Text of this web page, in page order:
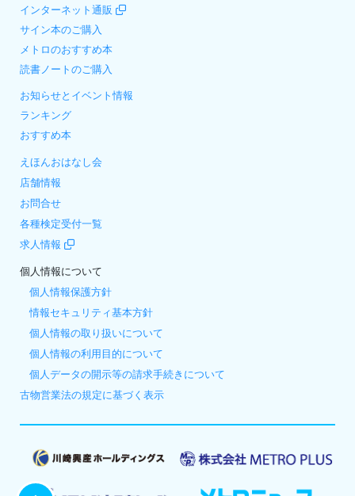
インターネット通販
サイン本のご購入
メトロのおすすめ本
読書ノートのご購入
お知らせとイベント情報
ランキング
おすすめ本
えほんおはなし会
店舗情報
お問合せ
各種検定受付一覧
求人情報
個人情報について
個人情報保護方針
情報セキュリティ基本方針
個人情報の取り扱いについて
個人情報の利用目的について
個人データの開示等の請求手続きについて
古物営業法の規定に基づく表示